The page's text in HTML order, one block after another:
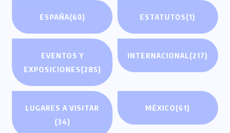
ESPAÑA(60) ESTATUTOS(1)
EVENTOS Y
EXPOSICIONES(285)
INTERNACIONAL(217)
LUGARES A VISITAR
(34)
MÉXICO(61)